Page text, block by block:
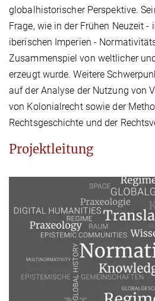
globalhistorischer Perspektive.
Frage, wie in der Frühen Neuzeit -
iberischen Imperien -
Zusammenspiel von weltlicher
erzeugt wurde. Weitere
auf der Analyse der Nutzung von
von Kolonialrecht sowie der
Rechtsgeschichte und der
Projektleitung